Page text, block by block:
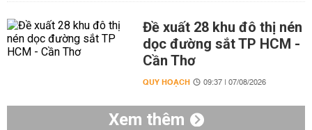
Đề xuất 28 khu đô thị nén
dọc đường sắt TP HCM -
Cần Thơ
QUY HOẠCH 09:37 | 07/08/2026
Xem thêm